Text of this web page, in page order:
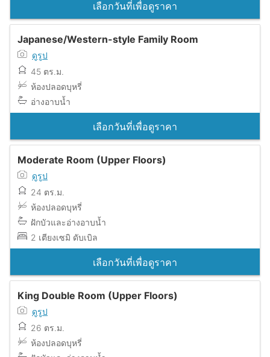
เลือกวันที่เพื่อดูราคา
Japanese/Western-style Family Room
ดูรูป
45 ตร.ม.
ห้องปลอดบุหรี่
อ่างอาบน้ำ
เลือกวันที่เพื่อดูราคา
Moderate Room (Upper Floors)
ดูรูป
24 ตร.ม.
ห้องปลอดบุหรี่
ฝักบัวและอ่างอาบน้ำ
2 เตียงเซมิ ดับเบิล
เลือกวันที่เพื่อดูราคา
King Double Room (Upper Floors)
ดูรูป
26 ตร.ม.
ห้องปลอดบุหรี่